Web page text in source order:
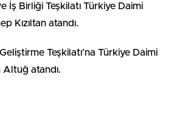
İş Birliği Teşkilatı Türkiye Daimi
Kızıltan atandı.
Teşkilatı’na Türkiye Daimi
Altuğ atandı.